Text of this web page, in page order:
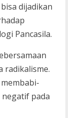
dijadikan
Pancasila.
radikalisme.
pada